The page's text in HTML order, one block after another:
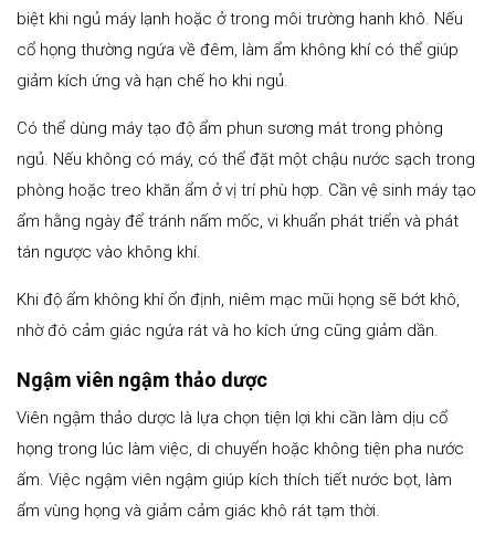
biệt khi ngủ máy lạnh hoặc ở trong môi trường hanh khô. Nếu
cổ họng thường ngứa về đêm, làm ẩm không khí có thể giúp
giảm kích ứng và hạn chế ho khi ngủ.
Có thể dùng máy tạo độ ẩm phun sương mát trong phòng
ngủ. Nếu không có máy, có thể đặt một chậu nước sạch trong
phòng hoặc treo khăn ẩm ở vị trí phù hợp. Cần vệ sinh máy tạo
ẩm hằng ngày để tránh nấm mốc, vi khuẩn phát triển và phát
tán ngược vào không khí.
Khi độ ẩm không khí ổn định, niêm mạc mũi họng sẽ bớt khô,
nhờ đó cảm giác ngứa rát và ho kích ứng cũng giảm dần.
Ngậm viên ngậm thảo dược
Viên ngậm thảo dược là lựa chọn tiện lợi khi cần làm dịu cổ
họng trong lúc làm việc, di chuyển hoặc không tiện pha nước
ấm. Việc ngậm viên ngậm giúp kích thích tiết nước bọt, làm
ẩm vùng họng và giảm cảm giác khô rát tạm thời.